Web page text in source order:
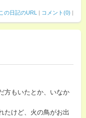
この日記のURL | コメント(0) |
方もいたとか、いなか
たけど、火の鳥がお出